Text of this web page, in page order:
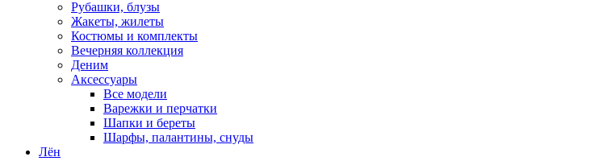
Рубашки, блузы
Жакеты, жилеты
Костюмы и комплекты
Вечерняя коллекция
Деним
Аксессуары
Все модели
Варежки и перчатки
Шапки и береты
Шарфы, палантины, снуды
Лён